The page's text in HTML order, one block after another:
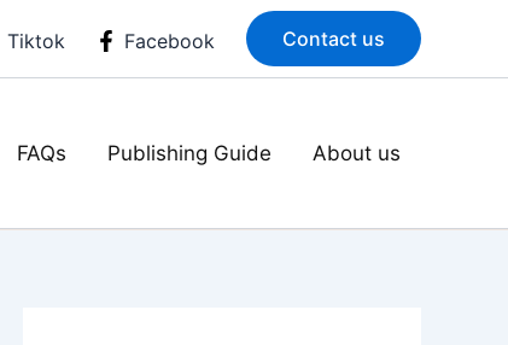
Tiktok Facebook Contact us
FAQs Publishing Guide About us